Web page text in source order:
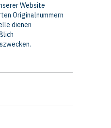
-
Website
Originalnummern
dienen